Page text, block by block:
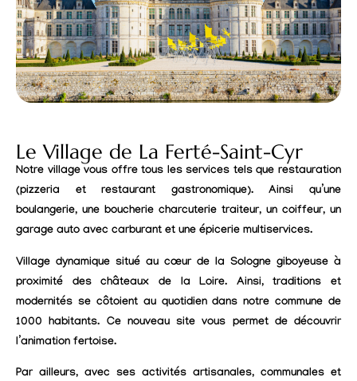
Le Village de La Ferté-Saint-Cyr
Notre village vous offre tous les services tels que restauration
(pizzeria et restaurant gastronomique). Ainsi qu’une
boulangerie, une boucherie charcuterie traiteur, un coiffeur, un
garage auto avec carburant et une épicerie multiservices.
Village dynamique situé au cœur de la Sologne giboyeuse à
proximité des châteaux de la Loire. Ainsi, traditions et
modernités se côtoient au quotidien dans notre commune de
1000 habitants. Ce nouveau site vous permet de découvrir
l’animation fertoise.
Par ailleurs, avec ses activités artisanales, communales et